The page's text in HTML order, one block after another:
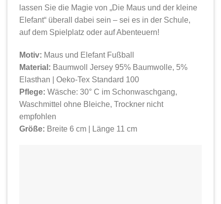
lassen Sie die Magie von „Die Maus und der kleine
Elefant“ überall dabei sein – sei es in der Schule,
auf dem Spielplatz oder auf Abenteuern!
Motiv: Maus und Elefant Fußball
Material: Baumwoll Jersey 95% Baumwolle, 5%
Elasthan
Oeko-Tex Standard 100
Pflege: Wäsche: 30° C im Schonwaschgang,
Waschmittel ohne Bleiche, Trockner nicht
empfohlen
Größe: Breite 6 cm | Länge 11 cm